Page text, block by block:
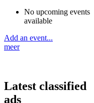
No upcoming events
available
Add an event...
meer
Latest classified
ads